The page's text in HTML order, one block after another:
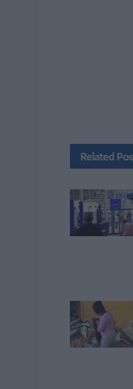
Related